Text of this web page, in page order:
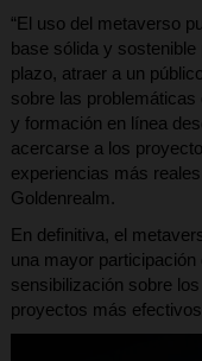
“El uso del metaverso
base sólida y
plazo, atraer a un
sobre las
y formación en línea
acercarse a los
experiencias más
Goldenrealm.
En definitiva, el
una mayor
sensibilización sobre
proyectos más